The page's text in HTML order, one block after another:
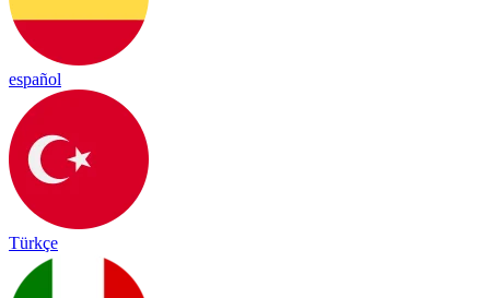
español
Türkçe